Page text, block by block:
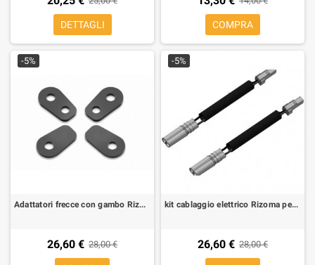
DETTAGLI COMPRA
-5%
Adattatori frecce con gambo Rizoma per Kawasaki Z 800 (1 kit per 2 frecce)
26,60 € 28,00 €
-5%
kit cablaggio elettrico Rizoma per frecce aftermarket per MV Augusta Brutale 675, 800,990 R, 1090 RR, F3 675
26,60 € 28,00 €